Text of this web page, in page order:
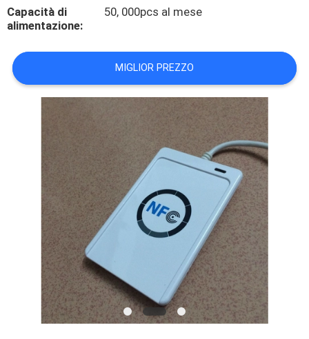
UNA
MAPPA
PRIVACY
POLICY
Capacità di
alimentazione:
50, 000pcs al mese
MIGLIOR PREZZO